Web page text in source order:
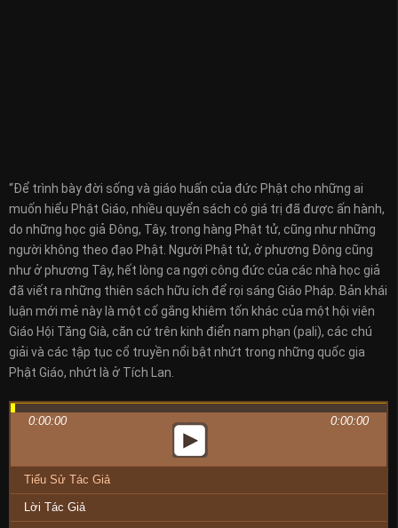
“Để trình bày đời sống và giáo huấn của đức Phật cho những ai
muốn hiểu Phật Giáo, nhiều quyển sách có giá trị đã được ấn hành,
do những học giả Đông, Tây, trong hàng Phật tử, cũng như những
người không theo đạo Phật. Người Phật tử, ở phương Đông cũng
như ở phương Tây, hết lòng ca ngợi công đức của các nhà học giả
đã viết ra những thiên sách hữu ích để rọi sáng Giáo Pháp. Bản khái
luận mới mẻ này là một cố gắng khiêm tốn khác của một hội viên
Giáo Hội Tăng Già, căn cứ trên kinh điển nam phạn (pali), các chú
giải và các tập tục cổ truyền nổi bật nhứt trong những quốc gia
Phật Giáo, nhứt là ở Tích Lan.
0:00:00 0:00:00
Tiểu Sử Tác Giả
Lời Tác Giả